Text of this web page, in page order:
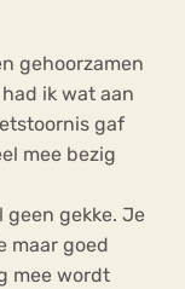
gehoorzamen
ik wat aan
gaf
mee bezig
geen gekke. Je
maar goed
mee wordt